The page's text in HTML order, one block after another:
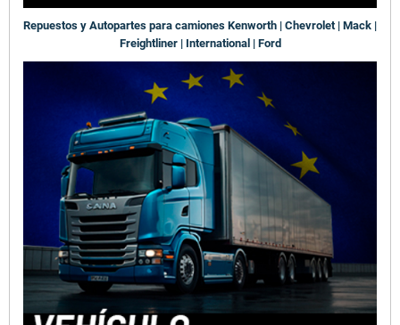
Repuestos y Autopartes para camiones Kenworth | Chevrolet | Mack |
Freightliner | International | Ford